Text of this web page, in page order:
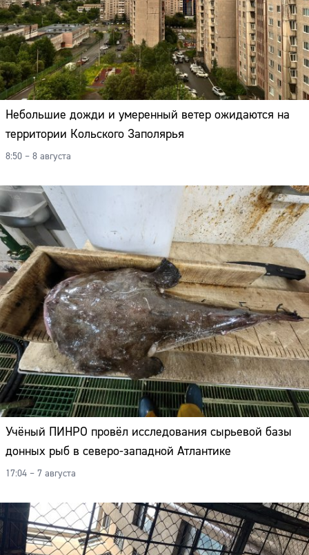
Небольшие дожди и умеренный ветер ожидаются на
территории Кольского Заполярья
8:50 – 8 августа
Учёный ПИНРО провёл исследования сырьевой базы
донных рыб в северо-западной Атлантике
17:04 – 7 августа